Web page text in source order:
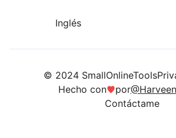
Inglés
© 2024 SmallOnlineTools
Hecho con
por
Contáctame